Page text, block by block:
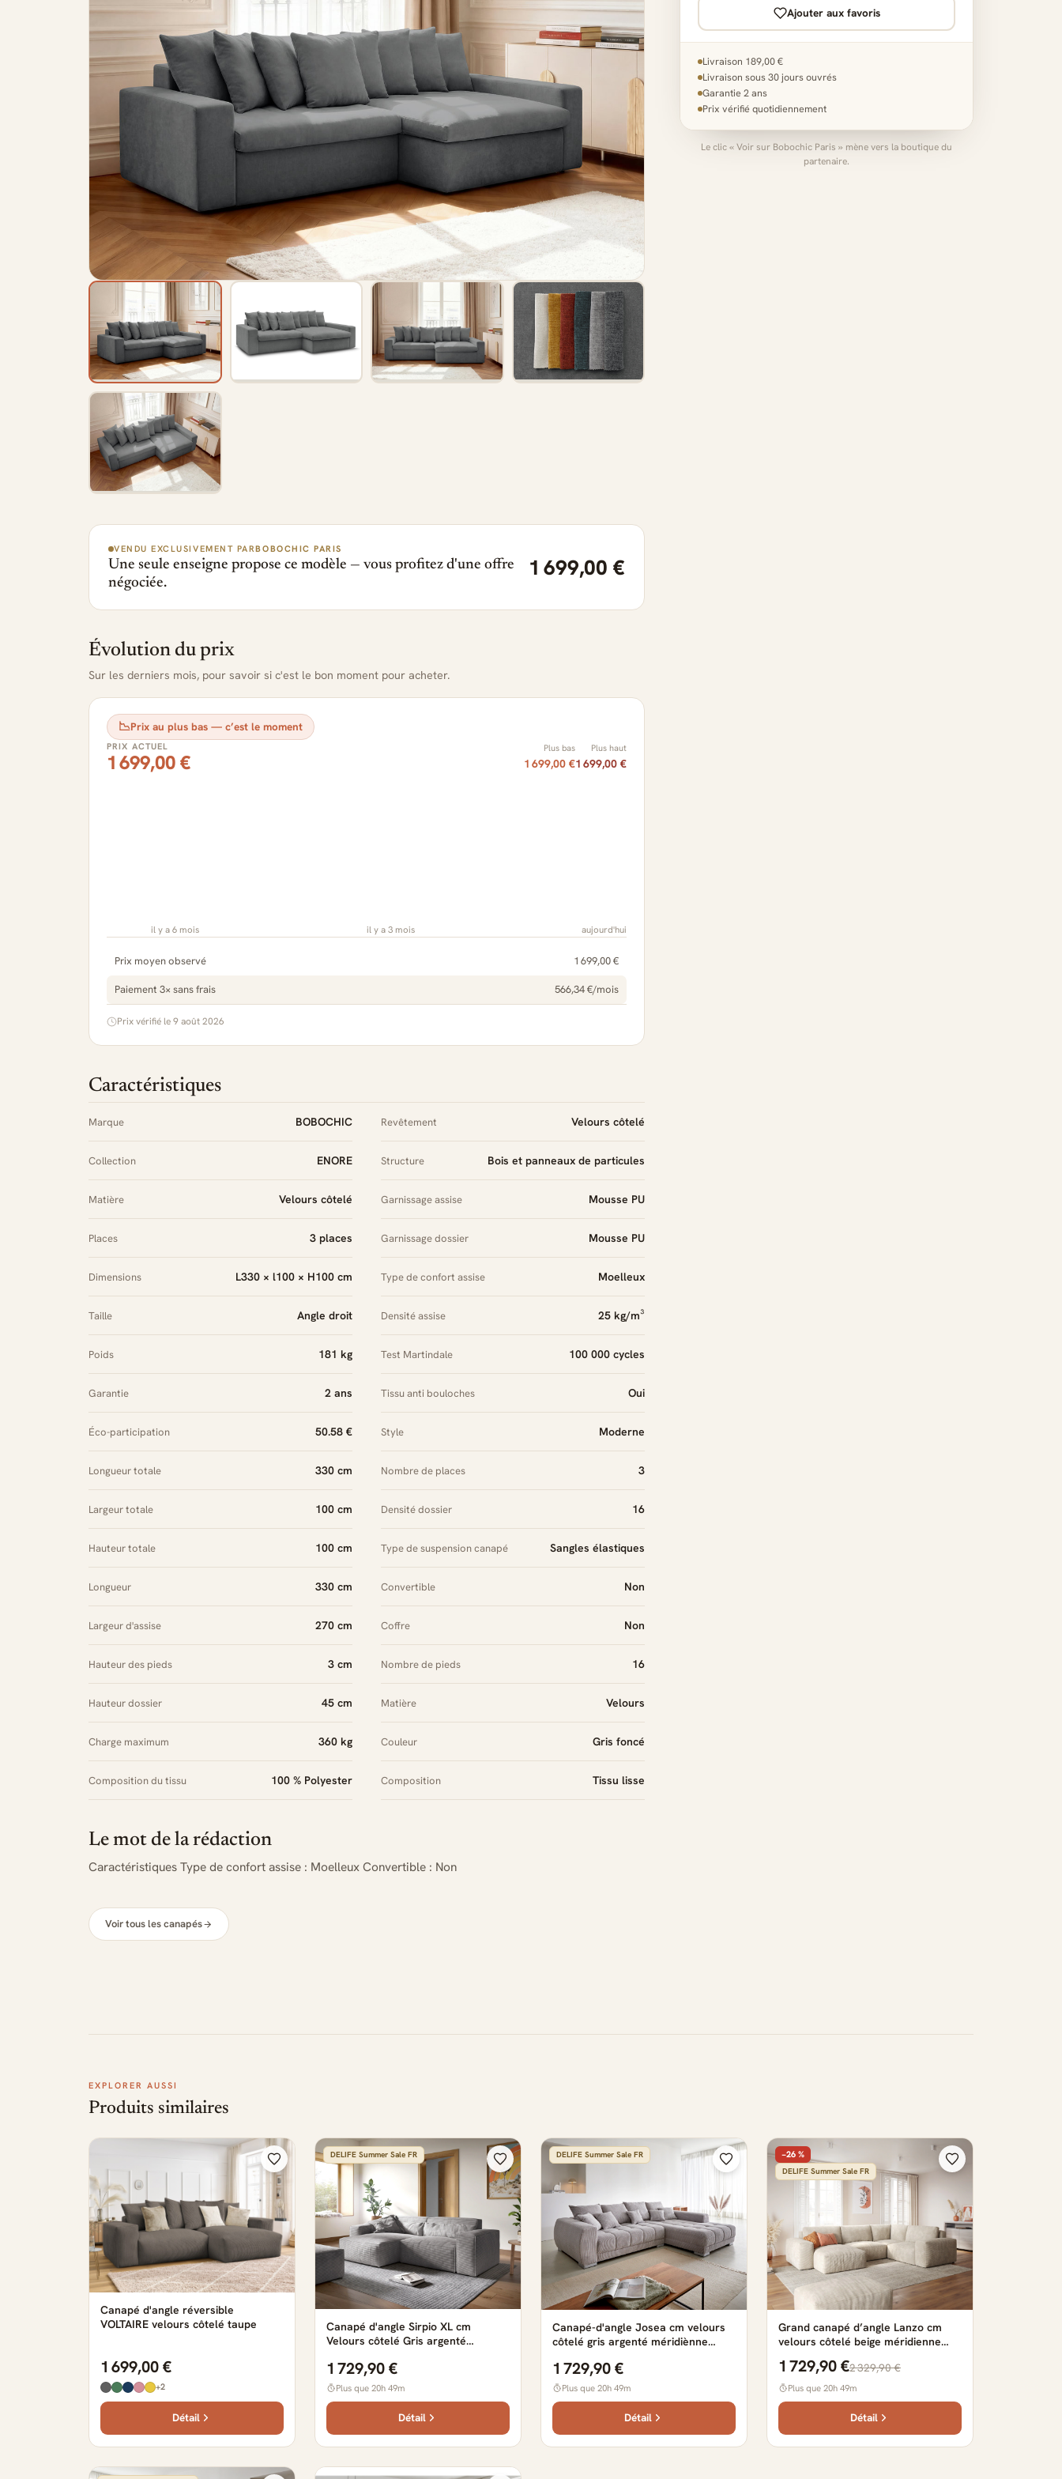
VENDU EXCLUSIVEMENT PARBOBOCHIC PARIS
Une seule enseigne propose ce modèle — vous profitez d'une offre
négociée.
1 699,00 €
Évolution du prix
Sur les derniers mois, pour savoir si c'est le bon moment pour acheter.
📉Prix au plus bas — c’est le moment
PRIX ACTUEL
1 699,00 €
Plus bas
1 699,00 €
Plus haut
1 699,00 €
il y a 6 mois il y a 3 mois aujourd'hui
Prix moyen observé 1 699,00 €
Paiement 3× sans frais 566,34 €/mois
Prix vérifié le 9 août 2026
Caractéristiques
Marque BOBOCHIC
Collection ENORE
Matière Velours côtelé
Places 3 places
Dimensions L330 × l100 × H100 cm
Taille Angle droit
Poids 181 kg
Garantie 2 ans
Éco-participation 50.58 €
Longueur totale 330 cm
Largeur totale 100 cm
Hauteur totale 100 cm
Longueur 330 cm
Largeur d'assise 270 cm
Hauteur des pieds 3 cm
Hauteur dossier 45 cm
Charge maximum 360 kg
Composition du tissu 100 % Polyester
Revêtement Velours côtelé
Structure Bois et panneaux de particules
Garnissage assise Mousse PU
Garnissage dossier Mousse PU
Type de confort assise Moelleux
Densité assise 25 kg/m³
Test Martindale 100 000 cycles
Tissu anti bouloches Oui
Style Moderne
Nombre de places 3
Densité dossier 16
Type de suspension canapé Sangles élastiques
Convertible Non
Coffre Non
Nombre de pieds 16
Matière Velours
Couleur Gris foncé
Composition Tissu lisse
Le mot de la rédaction
Caractéristiques Type de confort assise : Moelleux Convertible : Non
Voir tous les canapés
Ajouter aux favoris
Livraison 189,00 €
Livraison sous 30 jours ouvrés
Garantie 2 ans
Prix vérifié quotidiennement
Le clic « Voir sur Bobochic Paris » mène vers la boutique du
partenaire.
EXPLORER AUSSI
Produits similaires
Canapé d'angle réversible
VOLTAIRE velours côtelé taupe
1 699,00 €
+2
Détail
DELIFE Summer Sale FR
Canapé d'angle Sirpio XL cm
Velours côtelé Gris argenté
1 729,90 €
Plus que 20h 49m
Détail
DELIFE Summer Sale FR
Canapé-d'angle Josea cm velours
côtelé gris argenté méridiènne
1 729,90 €
Plus que 20h 49m
Détail
−26 %
DELIFE Summer Sale FR
Grand canapé d’angle Lanzo cm
velours côtelé beige méridienne
1 729,90 €2 329,90 €
Plus que 20h 49m
Détail